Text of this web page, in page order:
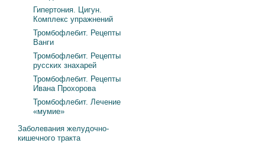
Гипертония. Цигун.
Комплекс упражнений
Тромбофлебит. Рецепты
Ванги
Тромбофлебит. Рецепты
русских знахарей
Тромбофлебит. Рецепты
Ивана Прохорова
Тромбофлебит. Лечение
«мумие»
Заболевания желудочно-
кишечного тракта